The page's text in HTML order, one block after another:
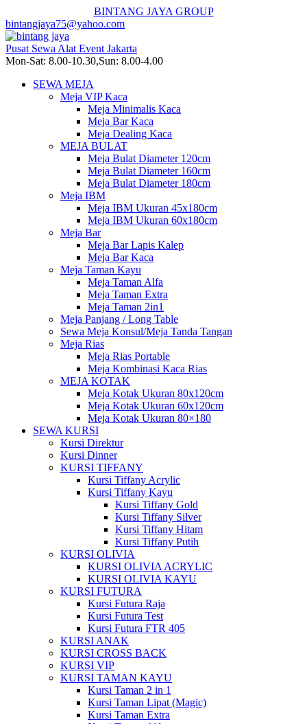
BINTANG JAYA GROUP
bintangjaya75@yahoo.com
Pusat Sewa Alat Event Jakarta
Mon-Sat: 8.00-10.30,Sun: 8.00-4.00
SEWA MEJA
Meja VIP Kaca
Meja Minimalis Kaca
Meja Bar Kaca
Meja Dealing Kaca
MEJA BULAT
Meja Bulat Diameter 120cm
Meja Bulat Diameter 160cm
Meja Bulat Diameter 180cm
Meja IBM
Meja IBM Ukuran 45x180cm
Meja IBM Ukuran 60x180cm
Meja Bar
Meja Bar Lapis Kalep
Meja Bar Kaca
Meja Taman Kayu
Meja Taman Alfa
Meja Taman Extra
Meja Taman 2in1
Meja Panjang / Long Table
Sewa Meja Konsul/Meja Tanda Tangan
Meja Rias
Meja Rias Portable
Meja Kombinasi Kaca Rias
MEJA KOTAK
Meja Kotak Ukuran 80x120cm
Meja Kotak Ukuran 60x120cm
Meja Kotak Ukuran 80×180
SEWA KURSI
Kursi Direktur
Kursi Dinner
KURSI TIFFANY
Kursi Tiffany Acrylic
Kursi Tiffany Kayu
Kursi Tiffany Gold
Kursi Tiffany Silver
Kursi Tiffany Hitam
Kursi Tiffany Putih
KURSI OLIVIA
KURSI OLIVIA ACRYLIC
KURSI OLIVIA KAYU
KURSI FUTURA
Kursi Futura Raja
Kursi Futura Test
Kursi Futura FTR 405
KURSI ANAK
KURSI CROSS BACK
KURSI VIP
KURSI TAMAN KAYU
Kursi Taman 2 in 1
Kursi Taman Lipat (Magic)
Kursi Taman Extra